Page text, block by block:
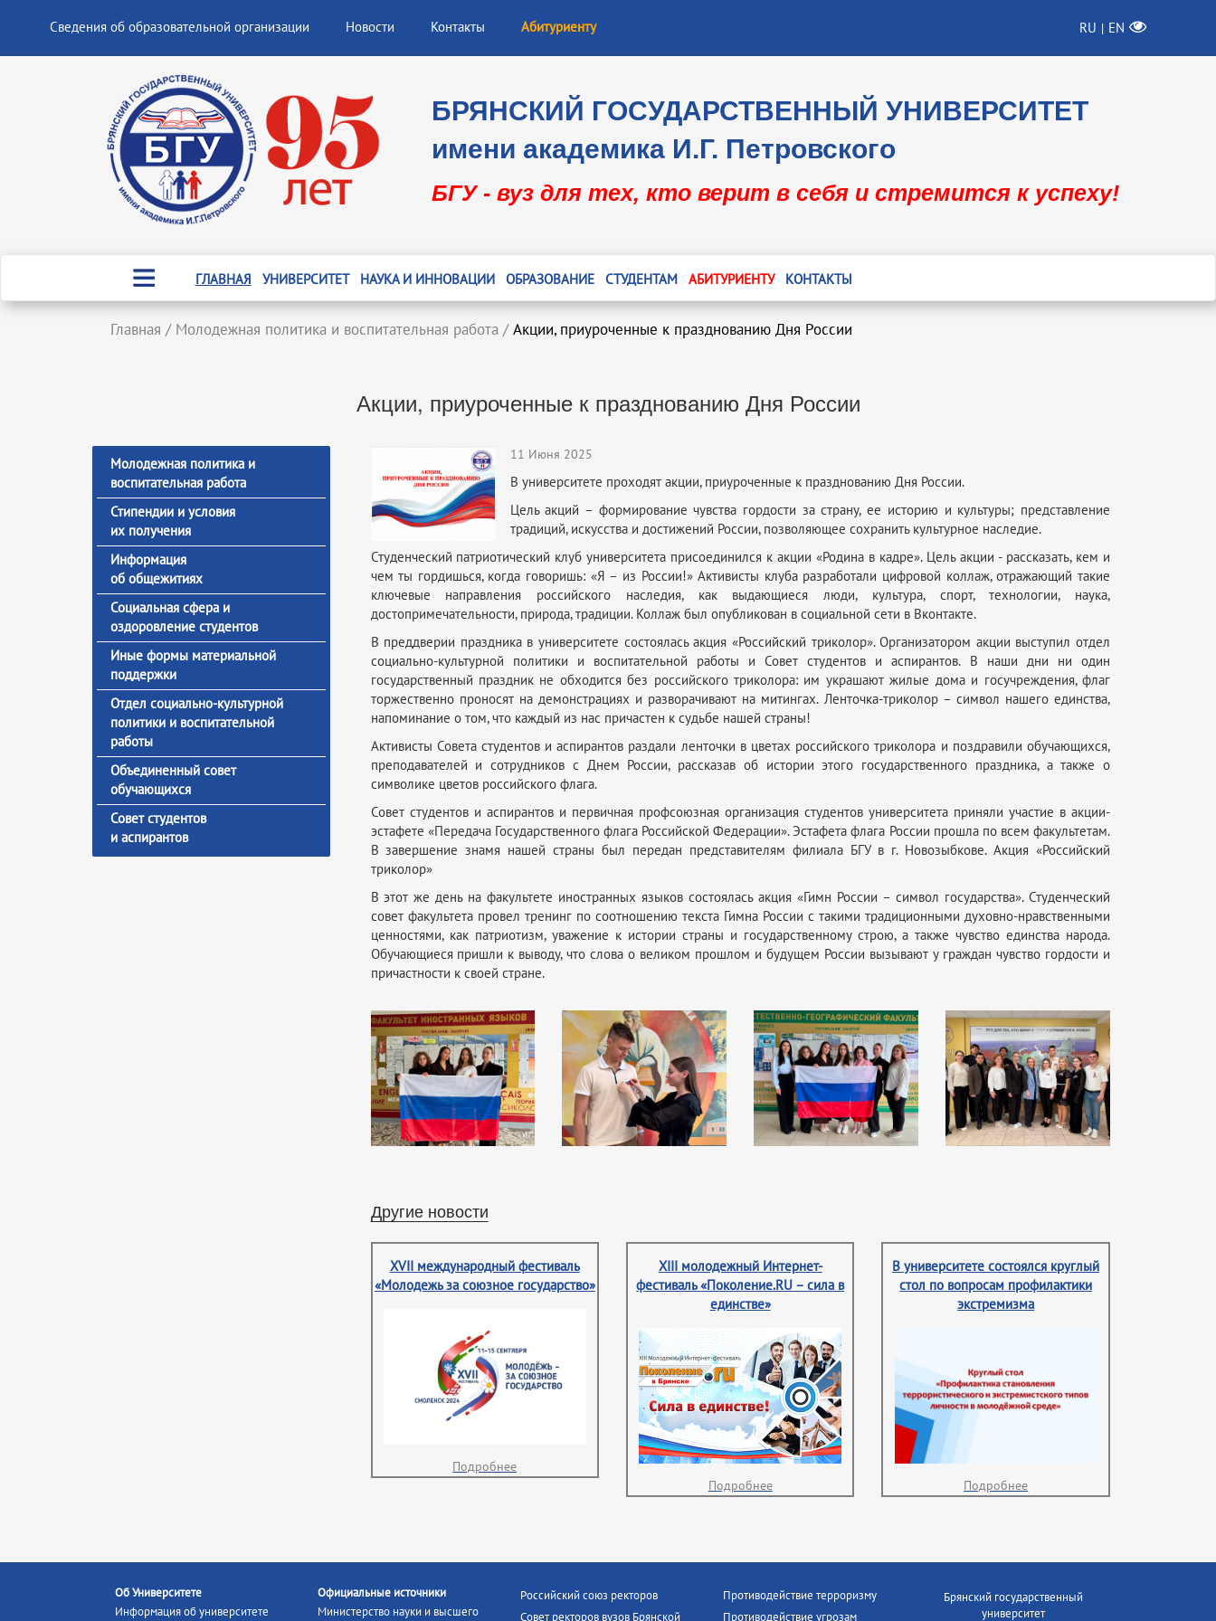
Сведения об образовательной организации Новости Контакты Абитуриенту RU | EN
БРЯНСКИЙ ГОСУДАРСТВЕННЫЙ УНИВЕРСИТЕТ
имени академика И.Г. Петровского
БГУ - вуз для тех, кто верит в себя и стремится к успеху!
ГЛАВНАЯ УНИВЕРСИТЕТ НАУКА И ИННОВАЦИИ ОБРАЗОВАНИЕ СТУДЕНТАМ АБИТУРИЕНТУ КОНТАКТЫ
Главная / Молодежная политика и воспитательная работа / Акции, приуроченные к празднованию Дня России
Акции, приуроченные к празднованию Дня России
Молодежная политика и
воспитательная работа
Стипендии и условия
их получения
Информация
об общежитиях
Социальная сфера и
оздоровление студентов
Иные формы материальной
поддержки
Отдел социально-культурной
политики и воспитательной
работы
Объединенный совет
обучающихся
Совет студентов
и аспирантов
11 Июня 2025
В университете проходят акции, приуроченные к празднованию Дня России.
Цель акций – формирование чувства гордости за страну, ее историю и культуры; представление
традиций, искусства и достижений России, позволяющее сохранить культурное наследие.
Студенческий патриотический клуб университета присоединился к акции «Родина в кадре». Цель акции - рассказать, кем и
чем ты гордишься, когда говоришь: «Я – из России!» Активисты клуба разработали цифровой коллаж, отражающий такие
ключевые направления российского наследия, как выдающиеся люди, культура, спорт, технологии, наука,
достопримечательности, природа, традиции. Коллаж был опубликован в социальной сети в Вконтакте.
В преддверии праздника в университете состоялась акция «Российский триколор». Организатором акции выступил отдел
социально-культурной политики и воспитательной работы и Совет студентов и аспирантов. В наши дни ни один
государственный праздник не обходится без российского триколора: им украшают жилые дома и госучреждения, флаг
торжественно проносят на демонстрациях и разворачивают на митингах. Ленточка-триколор – символ нашего единства,
напоминание о том, что каждый из нас причастен к судьбе нашей страны!
Активисты Совета студентов и аспирантов раздали ленточки в цветах российского триколора и поздравили обучающихся,
преподавателей и сотрудников с Днем России, рассказав об истории этого государственного праздника, а также о
символике цветов российского флага.
Совет студентов и аспирантов и первичная профсоюзная организация студентов университета приняли участие в акции-
эстафете «Передача Государственного флага Российской Федерации». Эстафета флага России прошла по всем факультетам.
В завершение знамя нашей страны был передан представителям филиала БГУ в г. Новозыбкове. Акция «Российский
триколор»
В этот же день на факультете иностранных языков состоялась акция «Гимн России – символ государства». Студенческий
совет факультета провел тренинг по соотношению текста Гимна России с такими традиционными духовно-нравственными
ценностями, как патриотизм, уважение к истории страны и государственному строю, а также чувство единства народа.
Обучающиеся пришли к выводу, что слова о великом прошлом и будущем России вызывают у граждан чувство гордости и
причастности к своей стране.
Другие новости
XVII международный фестиваль
«Молодежь за союзное государство»
Подробнее
XIII молодежный Интернет-
фестиваль «Поколение.RU – сила в
единстве»
Подробнее
В университете состоялся круглый
стол по вопросам профилактики
экстремизма
Подробнее
Об Университете
Информация об университете
Официальные источники
Министерство науки и высшего
Российский союз ректоров
Совет ректоров вузов Брянской
Противодействие терроризму
Противодействие угрозам
Брянский государственный
университет